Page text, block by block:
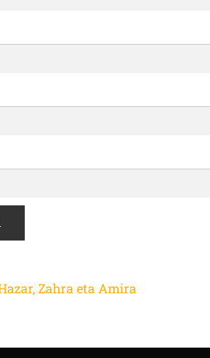
Zahra eta Amira